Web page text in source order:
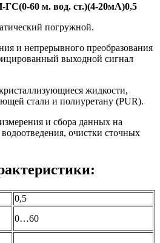
60 м. вод. ст.)(4-20мА)0,5
погружной.
и непрерывного преобразования
выходной сигнал
жидкости,
стали и полиуретану (PUR).
и сбора данных на
очистки сточных
0,5
0…60